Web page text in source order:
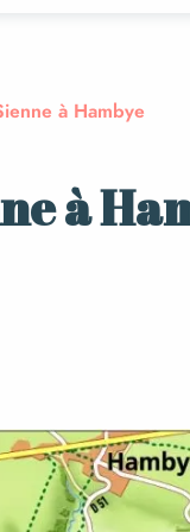
à Hambye
à
favoris